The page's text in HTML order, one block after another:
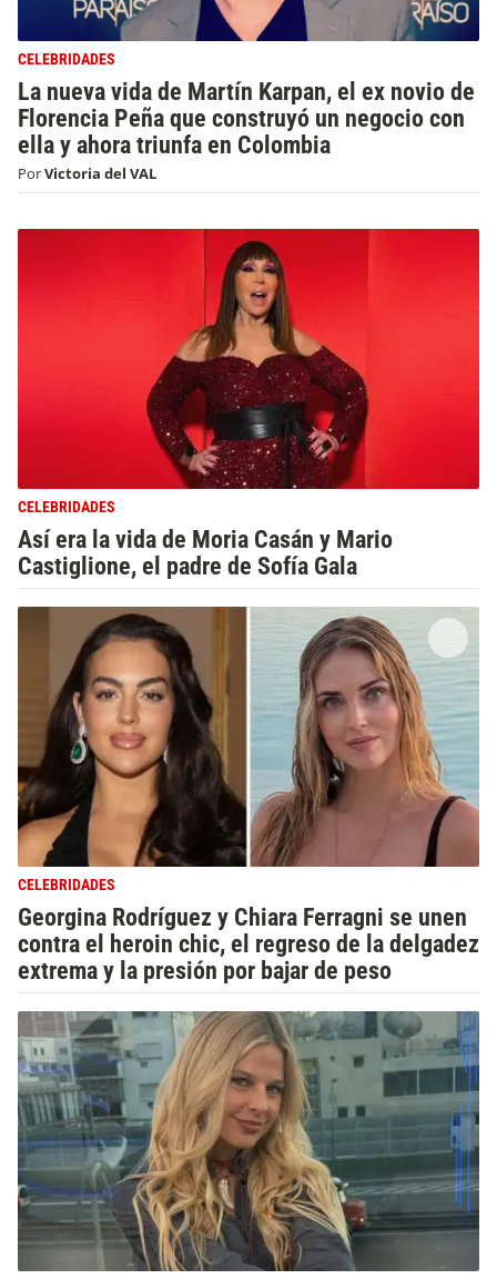
CELEBRIDADES
La nueva vida de Martín Karpan, el ex novio de
Florencia Peña que construyó un negocio con
ella y ahora triunfa en Colombia
PorVictoria del VAL
CELEBRIDADES
Así era la vida de Moria Casán y Mario
Castiglione, el padre de Sofía Gala
CELEBRIDADES
Georgina Rodríguez y Chiara Ferragni se unen
contra el heroin chic, el regreso de la delgadez
extrema y la presión por bajar de peso